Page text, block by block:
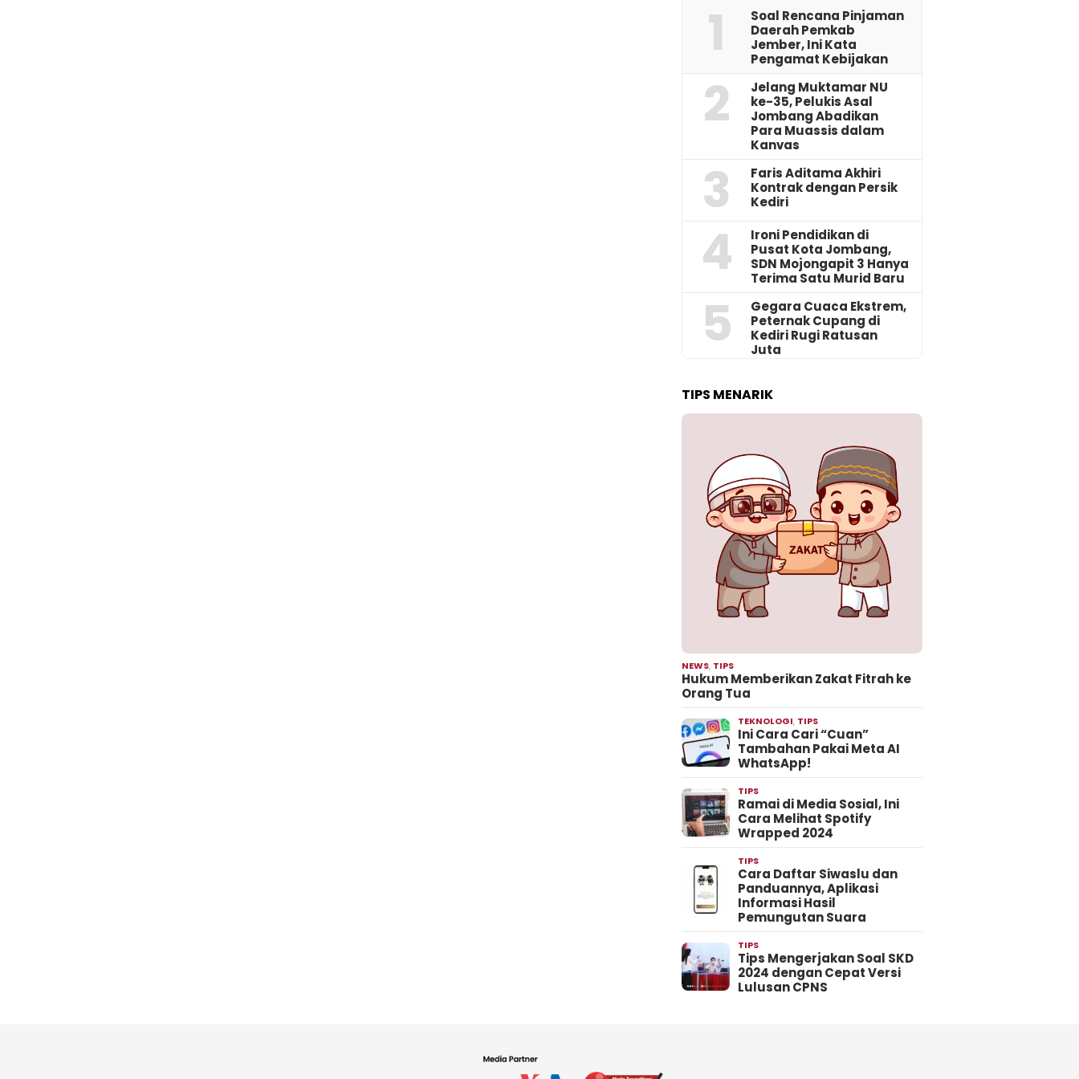
1
‎Soal Rencana Pinjaman
Daerah Pemkab
Jember, Ini Kata
Pengamat Kebijakan ‎
2
Jelang Muktamar NU
ke-35, Pelukis Asal
Jombang Abadikan
Para Muassis dalam
Kanvas
3
Faris Aditama Akhiri
Kontrak dengan Persik
Kediri
4
Ironi Pendidikan di
Pusat Kota Jombang,
SDN Mojongapit 3 Hanya
Terima Satu Murid Baru
5
‎Gegara Cuaca Ekstrem,
Peternak Cupang di
Kediri Rugi Ratusan
Juta
TIPS MENARIK
NEWS, TIPS
Hukum Memberikan Zakat Fitrah ke
Orang Tua
TEKNOLOGI, TIPS
Ini Cara Cari “Cuan”
Tambahan Pakai Meta AI
WhatsApp!
TIPS
Ramai di Media Sosial, Ini
Cara Melihat Spotify
Wrapped 2024
TIPS
Cara Daftar Siwaslu dan
Panduannya, Aplikasi
Informasi Hasil
Pemungutan Suara
TIPS
Tips Mengerjakan Soal SKD
2024 dengan Cepat Versi
Lulusan CPNS